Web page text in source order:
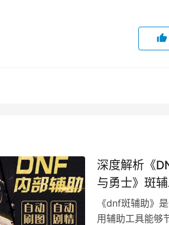
深度解析《
与勇士》斑
《dnf斑辅助》
用辅助工具能够